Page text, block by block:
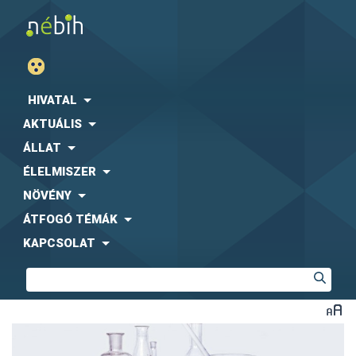
HIVATAL
AKTUÁLIS
ÁLLAT
ÉLELMISZER
NÖVÉNY
ÁTFOGÓ TÉMÁK
KAPCSOLAT